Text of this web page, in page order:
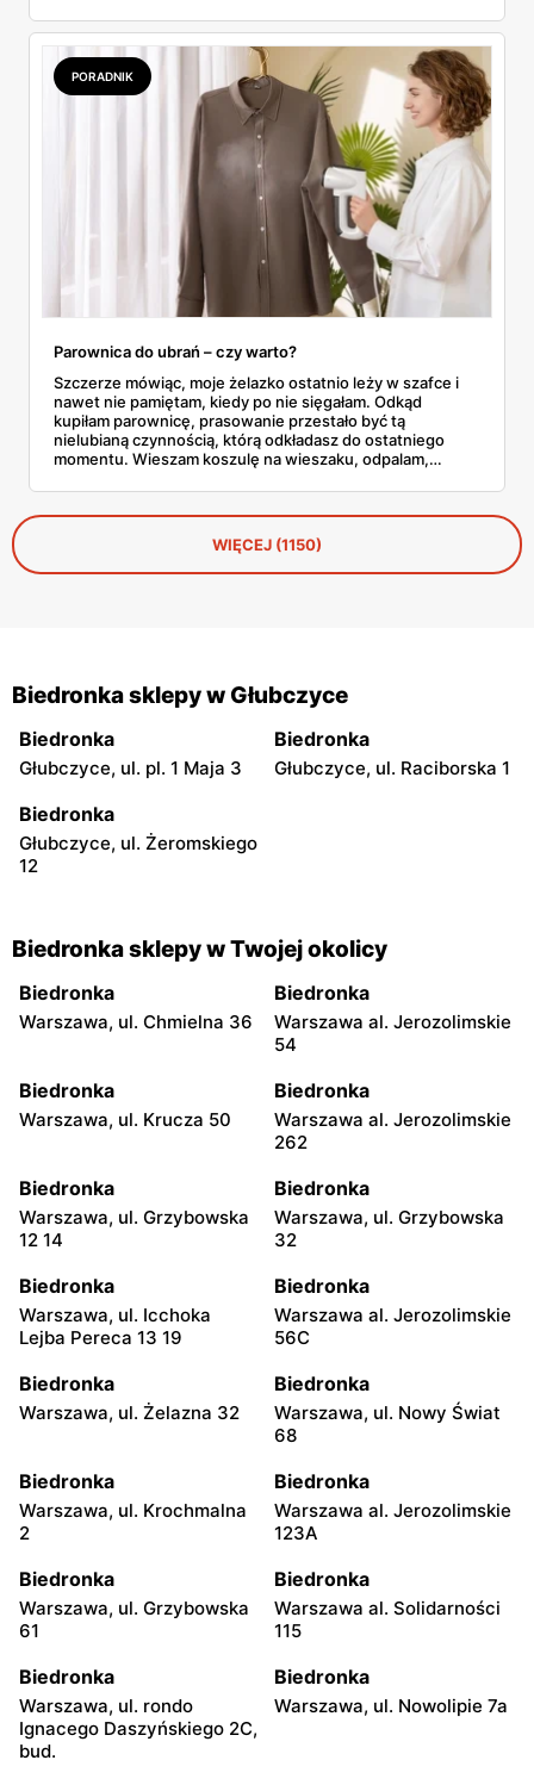
ważną od 21 do 30 maja i wynotowałam to, co sama
wrzuciłabym do koszyka bez wahania: kosmetyki, perfumy
i drobiazgi, które kobiety faktycznie zużywają. Ceny
zaczynają się od kilkunastu złotych, a efekt bywa lepszy
niż niejeden droższy zestaw.
PORADNIK
Parownica do ubrań – czy warto?
Szczerze mówiąc, moje żelazko ostatnio leży w szafce i
nawet nie pamiętam, kiedy po nie sięgałam. Odkąd
kupiłam parownicę, prasowanie przestało być tą
nielubianą czynnością, którą odkładasz do ostatniego
momentu. Wieszam koszulę na wieszaku, odpalam,
zaczyna się problem, bo parownic jest na rynku
zatrzęsienie, a nie każda robi to, co obiecuje producent.
WIĘCEJ (1150)
Biedronka sklepy w Głubczyce
Biedronka
Głubczyce, ul. pl. 1 Maja 3
Biedronka
Głubczyce, ul. Raciborska 1
Biedronka
Głubczyce, ul. Żeromskiego
12
Biedronka sklepy w Twojej okolicy
Biedronka
Warszawa, ul. Chmielna 36
Biedronka
Warszawa al. Jerozolimskie
54
Biedronka
Warszawa, ul. Krucza 50
Biedronka
Warszawa al. Jerozolimskie
262
Biedronka
Warszawa, ul. Grzybowska
12 14
Biedronka
Warszawa, ul. Grzybowska
32
Biedronka
Warszawa, ul. Icchoka
Lejba Pereca 13 19
Biedronka
Warszawa al. Jerozolimskie
56C
Biedronka
Warszawa, ul. Żelazna 32
Biedronka
Warszawa, ul. Nowy Świat
68
Biedronka
Warszawa, ul. Krochmalna
2
Biedronka
Warszawa al. Jerozolimskie
123A
Biedronka
Warszawa, ul. Grzybowska
61
Biedronka
Warszawa al. Solidarności
115
Biedronka
Warszawa, ul. rondo
Ignacego Daszyńskiego 2C,
bud.
Biedronka
Warszawa, ul. Nowolipie 7a